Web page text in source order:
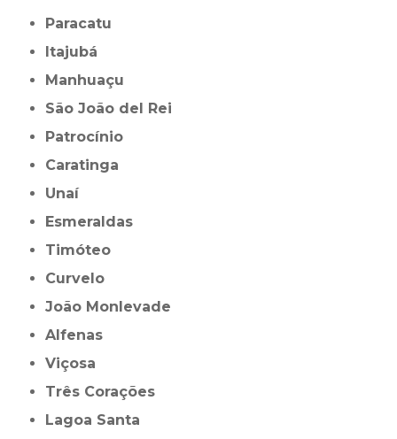
Paracatu
Itajubá
Manhuaçu
São João del Rei
Patrocínio
Caratinga
Unaí
Esmeraldas
Timóteo
Curvelo
João Monlevade
Alfenas
Viçosa
Três Corações
Lagoa Santa